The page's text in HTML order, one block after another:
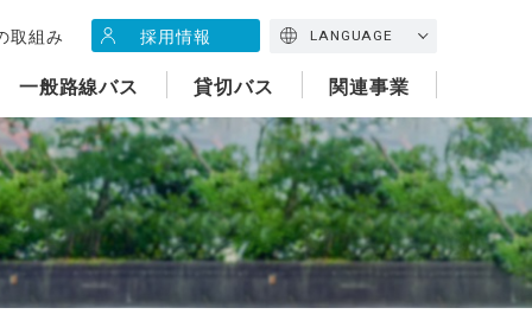
取組み 採用情報 LANGUAGE
一般路線バス 貸切バス 関連事業